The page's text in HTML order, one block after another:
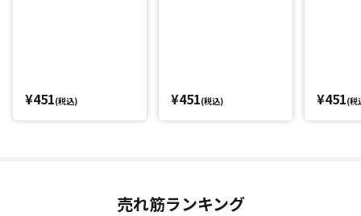
¥451(税込) ¥451(税込) ¥451(税
売れ筋ランキング